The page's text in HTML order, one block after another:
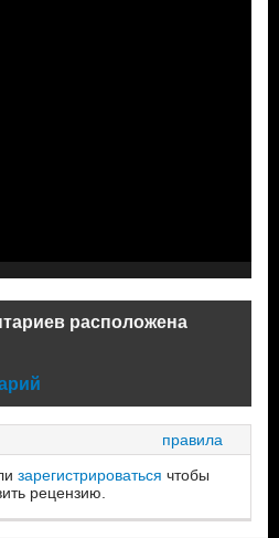
расположена
правила
зарегистрироваться чтобы
рецензию.